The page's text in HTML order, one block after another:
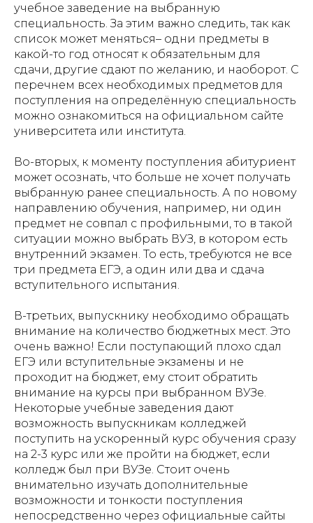
учебное заведение на выбранную
специальность. За этим важно следить, так как
список может меняться– одни предметы в
какой-то год относят к обязательным для
сдачи, другие сдают по желанию, и наоборот. С
перечнем всех необходимых предметов для
поступления на определённую специальность
можно ознакомиться на официальном сайте
университета или института.
Во-вторых, к моменту поступления абитуриент
может осознать, что больше не хочет получать
выбранную ранее специальность. А по новому
направлению обучения, например, ни один
предмет не совпал с профильными, то в такой
ситуации можно выбрать ВУЗ, в котором есть
внутренний экзамен. То есть, требуются не все
три предмета ЕГЭ, а один или два и сдача
вступительного испытания.
В-третьих, выпускнику необходимо обращать
внимание на количество бюджетных мест. Это
очень важно! Если поступающий плохо сдал
ЕГЭ или вступительные экзамены и не
проходит на бюджет, ему стоит обратить
внимание на курсы при выбранном ВУЗе.
Некоторые учебные заведения дают
возможность выпускникам колледжей
поступить на ускоренный курс обучения сразу
на 2-3 курс или же пройти на бюджет, если
колледж был при ВУЗе. Стоит очень
внимательно изучать дополнительные
возможности и тонкости поступления
непосредственно через официальные сайты